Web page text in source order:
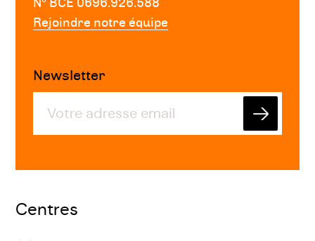
Nº BCE 0696.926.588
Rejoindre notre équipe
Newsletter
Centres